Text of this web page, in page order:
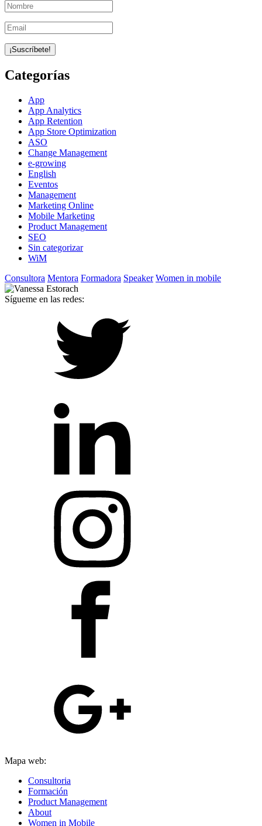
Categorías
App
App Analytics
App Retention
App Store Optimization
ASO
Change Management
e-growing
English
Eventos
Management
Marketing Online
Mobile Marketing
Product Management
SEO
Sin categorizar
WiM
Consultora Mentora Formadora Speaker Women in mobile
Sígueme en las redes:
Mapa web:
Consultoria
Formación
Product Management
About
Women in Mobile